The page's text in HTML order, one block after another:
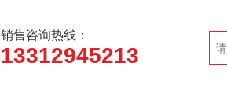
销售咨询热线：
13312945213